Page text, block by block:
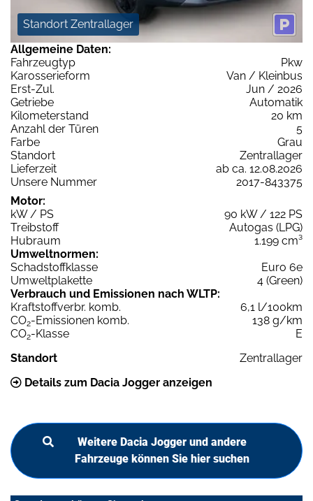
Standort Zentrallager
Allgemeine Daten:
Fahrzeugtyp
Pkw
Karosserieform
Van / Kleinbus
Erst-Zul.
Jun / 2026
Getriebe
Automatik
Kilometerstand
20 km
Anzahl der Türen
5
Farbe
Grau
Standort
Zentrallager
Lieferzeit
ab ca. 12.08.2026
Unsere Nummer
2017-843375
Motor:
kW / PS
90 kW / 122 PS
Treibstoff
Autogas (LPG)
Hubraum
1.199 cm³
Umweltnormen:
Schadstoffklasse
Euro 6e
Umweltplakette
4 (Green)
Verbrauch und Emissionen nach WLTP:
Kraftstoffverbr. komb.
6,1 l/100km
CO2-Emissionen komb.
138 g/km
CO2-Klasse
E
Standort
Zentrallager
Details zum Dacia Jogger anzeigen
Weitere Dacia Jogger und andere
Fahrzeuge können Sie hier suchen